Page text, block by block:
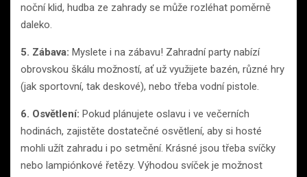
noční klid, hudba ze zahrady se může rozléhat poměrně
daleko.
5. Zábava: Myslete i na zábavu! Zahradní party nabízí
obrovskou škálu možností, ať už využijete bazén, různé hry
(jak sportovní, tak deskové), nebo třeba vodní pistole.
6. Osvětlení: Pokud plánujete oslavu i ve večerních
hodinách, zajistěte dostatečné osvětlení, aby si hosté
mohli užít zahradu i po setmění. Krásné jsou třeba svíčky
nebo lampiónkové řetězy. Výhodou svíček je možnost